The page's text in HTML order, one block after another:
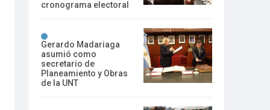
cronograma electoral
Gerardo Madariaga
asumió como
secretario de
Planeamiento y Obras
de la UNT